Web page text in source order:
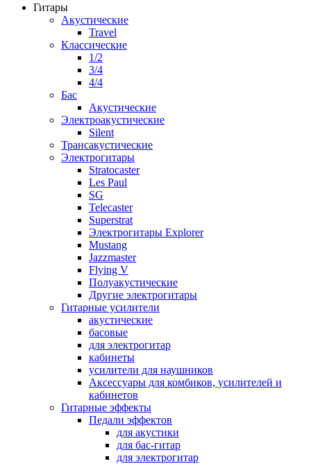
Гитары
Акустические
Travel
Классические
1/2
3/4
4/4
Бас
Акустические
Электроакустические
Silent
Трансакустические
Электрогитары
Stratocaster
Les Paul
SG
Telecaster
Superstrat
Электрогитары Explorer
Mustang
Jazzmaster
Flying V
Полуакустические
Другие электрогитары
Гитарные усилители
акустические
басовые
для электрогитар
кабинеты
усилители для наушников
Аксессуары для комбиков, усилителей и
кабинетов
Гитарные эффекты
Педали эффектов
для акустики
для бас-гитар
для электрогитар